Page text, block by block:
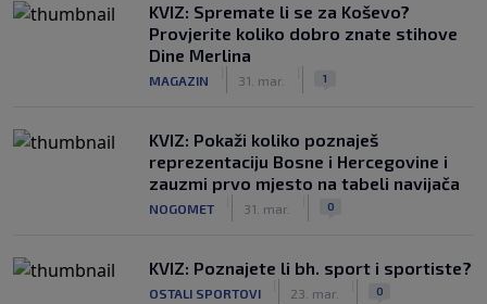
KVIZ: Spremate li se za Koševo?
Provjerite koliko dobro znate stihove
Dine Merlina
MAGAZIN 31. mar. 1
KVIZ: Pokaži koliko poznaješ
reprezentaciju Bosne i Hercegovine i
zauzmi prvo mjesto na tabeli navijača
NOGOMET 31. mar. 0
KVIZ: Poznajete li bh. sport i sportiste?
OSTALI SPORTOVI 23. mar. 0